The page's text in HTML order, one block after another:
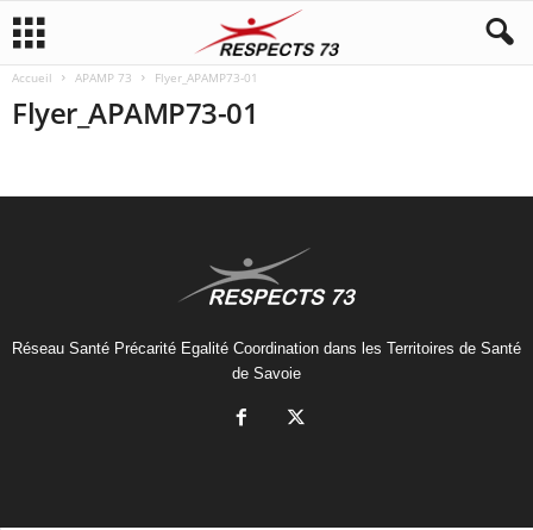
Accueil APAMP 73 Flyer_APAMP73-01
Flyer_APAMP73-01
Réseau Santé Précarité Egalité Coordination dans les Territoires de Santé
de Savoie